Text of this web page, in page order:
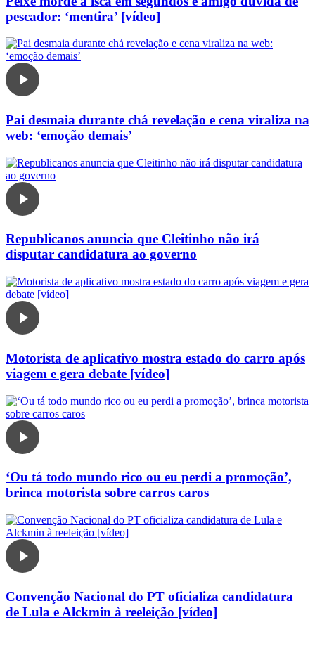
pescador: ‘mentira’ [vídeo]
Pai desmaia durante chá revelação e cena viraliza na
web: ‘emoção demais’
Republicanos anuncia que Cleitinho não irá
disputar candidatura ao governo
Motorista de aplicativo mostra estado do carro após
viagem e gera debate [vídeo]
‘Ou tá todo mundo rico ou eu perdi a promoção’,
brinca motorista sobre carros caros
Convenção Nacional do PT oficializa candidatura
de Lula e Alckmin à reeleição [vídeo]